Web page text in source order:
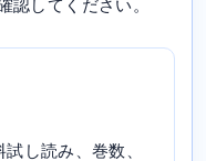
認してください。
し読み、巻数、